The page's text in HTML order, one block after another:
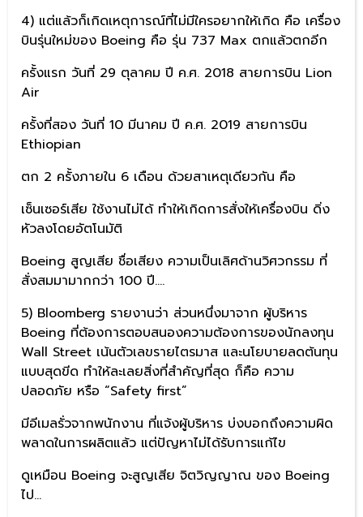
4) แต่แล้วก็เกิดเหตุการณ์ที่ไม่มีใครอยากให้เกิด คือ เครื่อง
บินรุ่นใหม่ของ Boeing คือ รุ่น 737 Max ตกแล้วตกอีก
ครั้งแรก วันที่ 29 ตุลาคม ปี ค.ศ. 2018 สายการบิน Lion
Air
ครั้งที่สอง วันที่ 10 มีนาคม ปี ค.ศ. 2019 สายการบิน
Ethiopian
ตก 2 ครั้งภายใน 6 เดือน ด้วยสาเหตุเดียวกัน คือ
เซ็นเซอร์เสีย ใช้งานไม่ได้ ทำให้เกิดการสั่งให้เครื่องบิน ดิ่ง
หัวลงโดยอัตโนมัติ
Boeing สูญเสีย ชื่อเสียง ความเป็นเลิศด้านวิศวกรรม ที่
สั่งสมมามากกว่า 100 ปี….
5) Bloomberg รายงานว่า ส่วนหนึ่งมาจาก ผู้บริหาร
Boeing ที่ต้องการตอบสนองความต้องการของนักลงทุน
Wall Street เน้นตัวเลขรายไตรมาส และนโยบายลดต้นทุน
แบบสุดขีด ทำให้ละเลยสิ่งที่สำคัญที่สุด ก็คือ ความ
ปลอดภัย หรือ “Safety first”
มีอีเมลรั่วจากพนักงาน ที่แจ้งผู้บริหาร บ่งบอกถึงความผิด
พลาดในการผลิตแล้ว แต่ปัญหาไม่ได้รับการแก้ไข
ดูเหมือน Boeing จะสูญเสีย จิตวิญญาณ ของ Boeing
ไป…